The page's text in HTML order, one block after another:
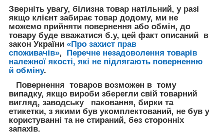
Зверніть увагу, білизна товар натільний, у разі
якщо клієнт забирає товар додому, ми не
можемо прийняти повернення або обмін, до
товару буде вважатися б.у, цей факт описаний в
закон України «Про захист прав
споживачів», Перечне незадоволення товарів
належної якості, які не підлягають поверненню
й обміну.
Повернення товаров возможен в тому
випадку, якщо вироби зберегли свій товарний
вигляд, заводську паковання, бирки та
етикетки, з якими був укомплектований, не був у
користуванні та не стираний, без сторонніх
запахів.